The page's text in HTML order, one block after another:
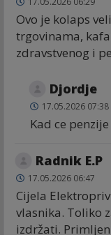
Ovo je kolaps
trgovinama,
zdravstvenog i
Djordje
17.05.2026 07:38
Kad ce penzije
Radnik E.P
17.05.2026 06:47
Cijela
vlasnika. Toliko
izdržati.